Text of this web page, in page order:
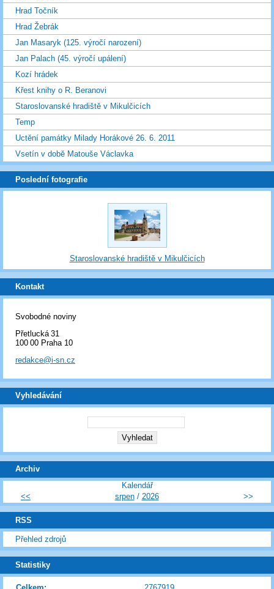
Hrad Točník
Hrad Žebrák
Jan Masaryk (125. výročí narození)
Jan Palach (45. výročí upálení)
Kozí hrádek
Křest knihy o R. Beranovi
Staroslovanské hradiště v Mikulčicích
Temp
Uctění památky Milady Horákové 26. 6. 2011
Vsetín v době Matouše Václavka
Poslední fotografie
Staroslovanské hradiště v Mikulčicích
Kontakt
Svobodné noviny
Přetlucká 31
100 00 Praha 10
redakce@i-sn.cz
Vyhledávání
Archiv
Kalendář
<<
srpen/ 2026 >>
RSS
Přehled zdrojů
Statistiky